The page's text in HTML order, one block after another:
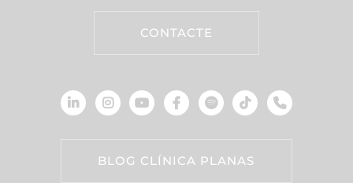
CONTACTE
BLOG CLÍNICA PLANAS